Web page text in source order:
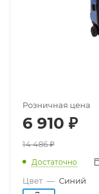
Розничная цена
6 910 ₽
14 486₽
Достаточно
Цвет — Синий